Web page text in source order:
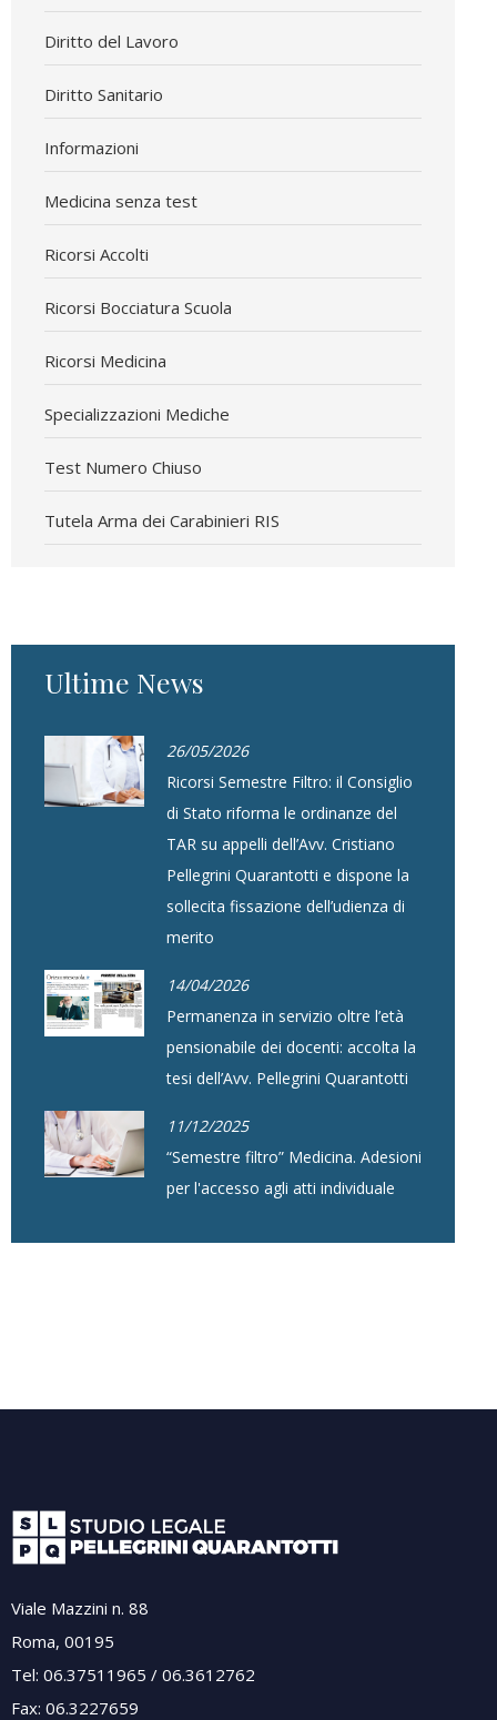
Diritto del Lavoro
Diritto Sanitario
Informazioni
Medicina senza test
Ricorsi Accolti
Ricorsi Bocciatura Scuola
Ricorsi Medicina
Specializzazioni Mediche
Test Numero Chiuso
Tutela Arma dei Carabinieri RIS
Ultime News
26/05/2026
Ricorsi Semestre Filtro: il Consiglio
di Stato riforma le ordinanze del
TAR su appelli dell’Avv. Cristiano
Pellegrini Quarantotti e dispone la
sollecita fissazione dell’udienza di
merito
14/04/2026
Permanenza in servizio oltre l’età
pensionabile dei docenti: accolta la
tesi dell’Avv. Pellegrini Quarantotti
11/12/2025
“Semestre filtro” Medicina. Adesioni
per l'accesso agli atti individuale
Viale Mazzini n. 88
Roma, 00195
Tel: 06.37511965 / 06.3612762
Fax: 06.3227659